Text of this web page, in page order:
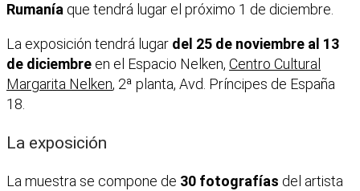
Rumanía que tendrá lugar el próximo 1 de diciembre.
La exposición tendrá lugar del 25 de noviembre al 13
de diciembre en el Espacio Nelken, Centro Cultural
Margarita Nelken, 2ª planta, Avd. Príncipes de España
18.
La exposición
La muestra se compone de 30 fotografías del artista